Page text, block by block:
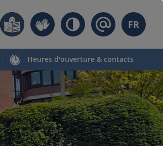
FR
Heures d'ouverture & contacts